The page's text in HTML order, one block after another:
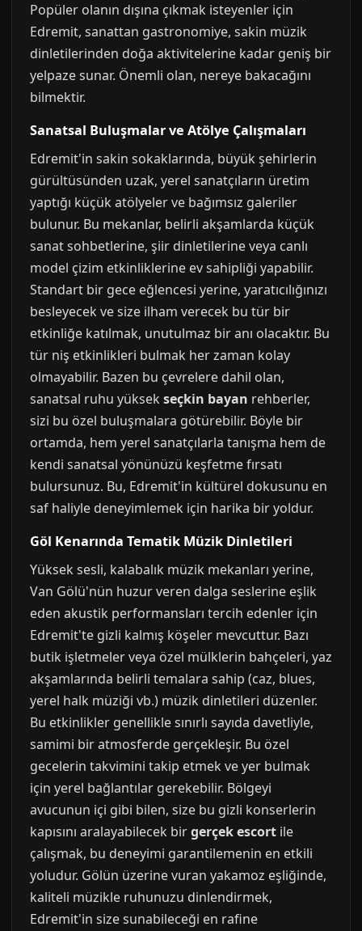
Popüler olanın dışına çıkmak isteyenler için
Edremit, sanattan gastronomiye, sakin müzik
dinletilerinden doğa aktivitelerine kadar geniş bir
yelpaze sunar. Önemli olan, nereye bakacağını
bilmektir.
Sanatsal Buluşmalar ve Atölye Çalışmaları
Edremit'in sakin sokaklarında, büyük şehirlerin
gürültüsünden uzak, yerel sanatçıların üretim
yaptığı küçük atölyeler ve bağımsız galeriler
bulunur. Bu mekanlar, belirli akşamlarda küçük
sanat sohbetlerine, şiir dinletilerine veya canlı
model çizim etkinliklerine ev sahipliği yapabilir.
Standart bir gece eğlencesi yerine, yaratıcılığınızı
besleyecek ve size ilham verecek bu tür bir
etkinliğe katılmak, unutulmaz bir anı olacaktır. Bu
tür niş etkinlikleri bulmak her zaman kolay
olmayabilir. Bazen bu çevrelere dahil olan,
sanatsal ruhu yüksek seçkin bayan rehberler,
sizi bu özel buluşmalara götürebilir. Böyle bir
ortamda, hem yerel sanatçılarla tanışma hem de
kendi sanatsal yönünüzü keşfetme fırsatı
bulursunuz. Bu, Edremit'in kültürel dokusunu en
saf haliyle deneyimlemek için harika bir yoldur.
Göl Kenarında Tematik Müzik Dinletileri
Yüksek sesli, kalabalık müzik mekanları yerine,
Van Gölü'nün huzur veren dalga seslerine eşlik
eden akustik performansları tercih edenler için
Edremit'te gizli kalmış köşeler mevcuttur. Bazı
butik işletmeler veya özel mülklerin bahçeleri, yaz
akşamlarında belirli temalara sahip (caz, blues,
yerel halk müziği vb.) müzik dinletileri düzenler.
Bu etkinlikler genellikle sınırlı sayıda davetliyle,
samimi bir atmosferde gerçekleşir. Bu özel
gecelerin takvimini takip etmek ve yer bulmak
için yerel bağlantılar gerekebilir. Bölgeyi
avucunun içi gibi bilen, size bu gizli konserlerin
kapısını aralayabilecek birgerçek escort ile
çalışmak, bu deneyimi garantilemenin en etkili
yoludur. Gölün üzerine vuran yakamoz eşliğinde,
kaliteli müzikle ruhunuzu dinlendirmek,
Edremit'in size sunabileceği en rafine